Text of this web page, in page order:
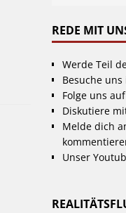
REDE MIT
Werde Teil
Besuche
Folge uns
Diskutiere
Melde dich
Unser